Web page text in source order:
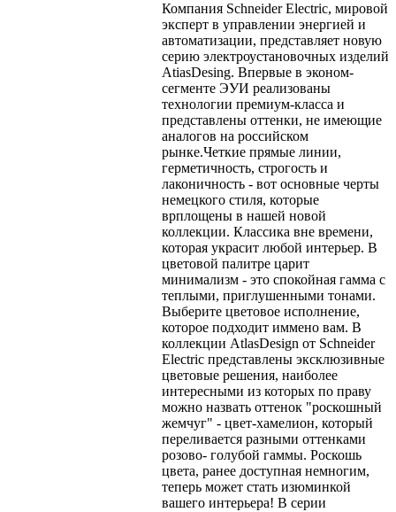
Компания Schneider Electric, мировой
эксперт в управлении энергией и
автоматизации, представляет новую
серию электроустановочных изделий
AtiasDesing. Впервые в эконом-
сегменте ЭУИ реализованы
технологии премиум-класса и
представлены оттенки, не имеющие
аналогов на российском
рынке.Четкие прямые линии,
герметичность, строгость и
лаконичность - вот основные черты
немецкого стиля, которые
врплощены в нашей новой
коллекции. Классика вне времени,
которая украсит любой интерьер. В
цветовой палитре царит
минимализм - это спокойная гамма с
теплыми, приглушенными тонами.
Выберите цветовое исполнение,
которое подходит иммено вам. В
коллекции AtlasDesign от Schneider
Electric представлены эксклюзивные
цветовые решения, наиболее
интересными из которых по праву
можно назвать оттенок "роскошный
жемчуг" - цвет-хамелион, который
переливается разными оттенками
розово- голубой гаммы. Роскошь
цвета, ранее доступная немногим,
теперь может стать изюминкой
вашего интерьера! В серии